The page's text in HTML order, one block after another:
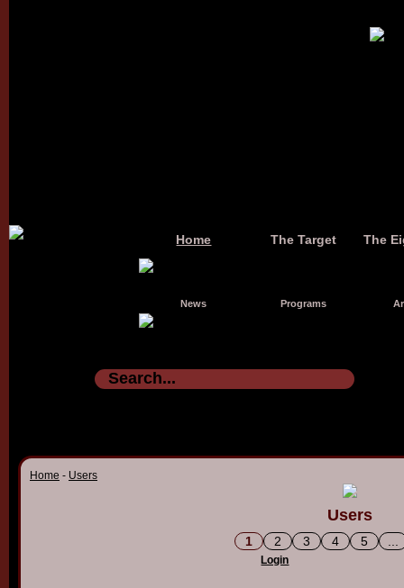
Home The Target The
News Programs
Home - Users
Users
1 2 3 4 5
Login